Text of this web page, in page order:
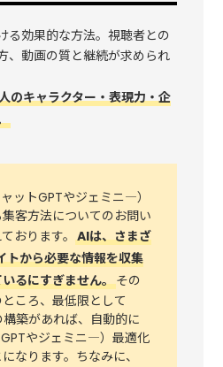
る効果的な方法。視聴者との
、動画の質と継続が求められ
のキャラクター・表現力・企
ットGPTやジェミニ―）
客方法についてのお問い
おります。AIは、さまざ
トから必要な情報を収集
るにすぎません。その
ころ、最低限として
構築があれば、自動的に
やジェミニ―）最適化
なります。ちなみに、